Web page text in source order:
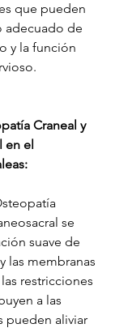
que pueden
adecuado de
y la función
Craneal y
en el
se
suave de
las membranas
restricciones
a las
pueden aliviar